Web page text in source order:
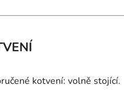
kotvení: volně stojící.